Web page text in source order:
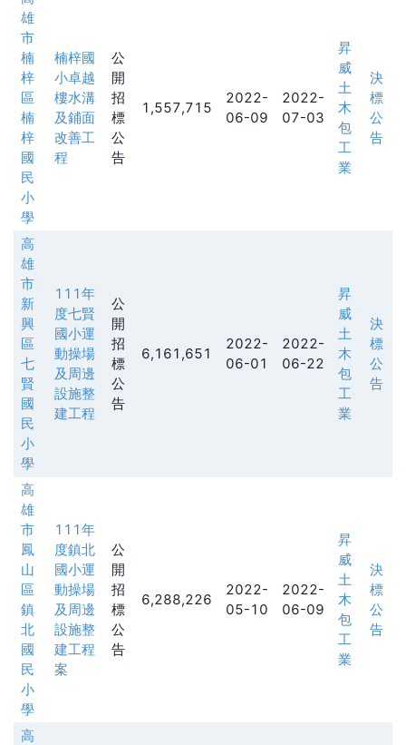
雄
市
楠
梓
區
楠
梓
國
民
小
學
楠梓國
小卓越
樓水溝
及鋪面
改善工
程
公
開
招
標
公
告
1,557,715
2022-
06-09
2022-
07-03
昇
威
土
木
包
工
業
決
標
公
告
高
雄
市
新
興
區
七
賢
國
民
小
學
111年
度七賢
國小運
動操場
及周邊
設施整
建工程
公
開
招
標
公
告
6,161,651
2022-
06-01
2022-
06-22
昇
威
土
木
包
工
業
決
標
公
告
高
雄
市
鳳
山
區
鎮
北
國
民
小
學
111年
度鎮北
國小運
動操場
及周邊
設施整
建工程
案
公
開
招
標
公
告
6,288,226
2022-
05-10
2022-
06-09
昇
威
土
木
包
工
業
決
標
公
告
高